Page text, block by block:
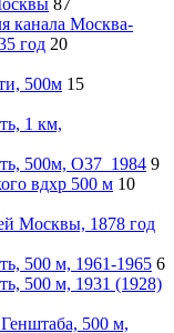
87
канала Москва-
год 20
500м 15
1 км,
500м, О37_1984 9
вдхр 500 м 10
Москвы, 1878 год
500 м, 1961-1965 6
500 м, 1931 (1928)
500 м,